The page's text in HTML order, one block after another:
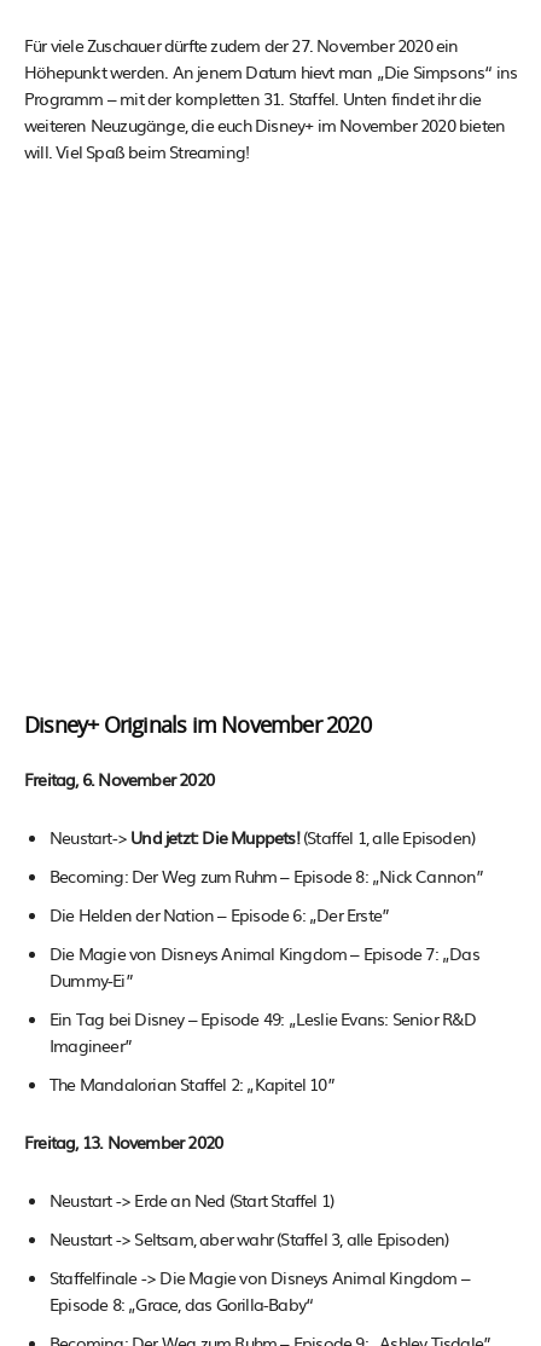
Für viele Zuschauer dürfte zudem der 27. November 2020 ein
Höhepunkt werden. An jenem Datum hievt man „Die Simpsons“ ins
Programm – mit der kompletten 31. Staffel. Unten findet ihr die
weiteren Neuzugänge, die euch Disney+ im November 2020 bieten
will. Viel Spaß beim Streaming!
Disney+ Originals im November 2020
Freitag, 6. November 2020
Neustart-> Und jetzt: Die Muppets!(Staffel 1, alle Episoden)
Becoming: Der Weg zum Ruhm – Episode 8: „Nick Cannon”
Die Helden der Nation – Episode 6: „Der Erste”
Die Magie von Disneys Animal Kingdom – Episode 7: „Das
Dummy-Ei”
Ein Tag bei Disney – Episode 49: „Leslie Evans: Senior R&D
Imagineer”
The Mandalorian Staffel 2: „Kapitel 10”
Freitag, 13. November 2020
Neustart -> Erde an Ned (Start Staffel 1)
Neustart -> Seltsam, aber wahr (Staffel 3, alle Episoden)
Staffelfinale -> Die Magie von Disneys Animal Kingdom –
Episode 8: „Grace, das Gorilla-Baby“